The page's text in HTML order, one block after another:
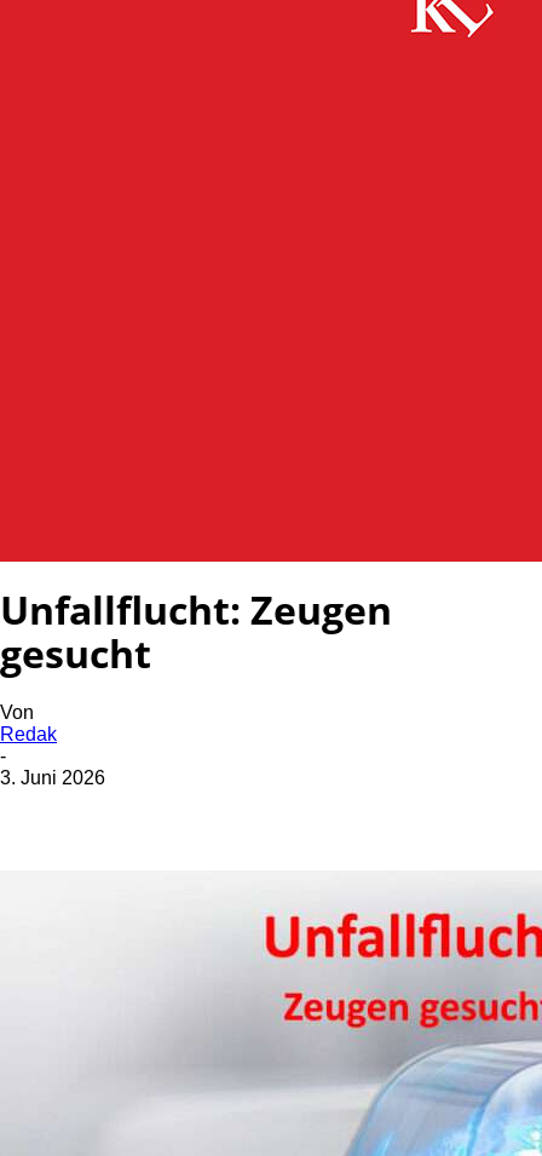
Unfallflucht: Zeugen
gesucht
Von
Redak
-
3. Juni 2026